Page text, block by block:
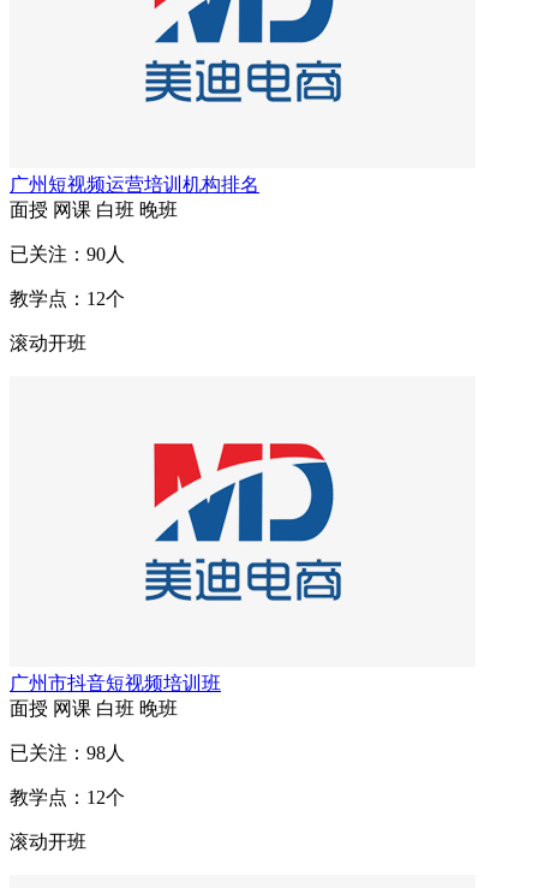
广州短视频运营培训机构排名
面授 网课 白班 晚班
已关注： 90人
教学点： 12个
滚动开班
广州市抖音短视频培训班
面授 网课 白班 晚班
已关注： 98人
教学点： 12个
滚动开班